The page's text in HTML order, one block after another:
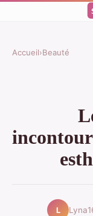
Accueil›Beauté
L Lyna